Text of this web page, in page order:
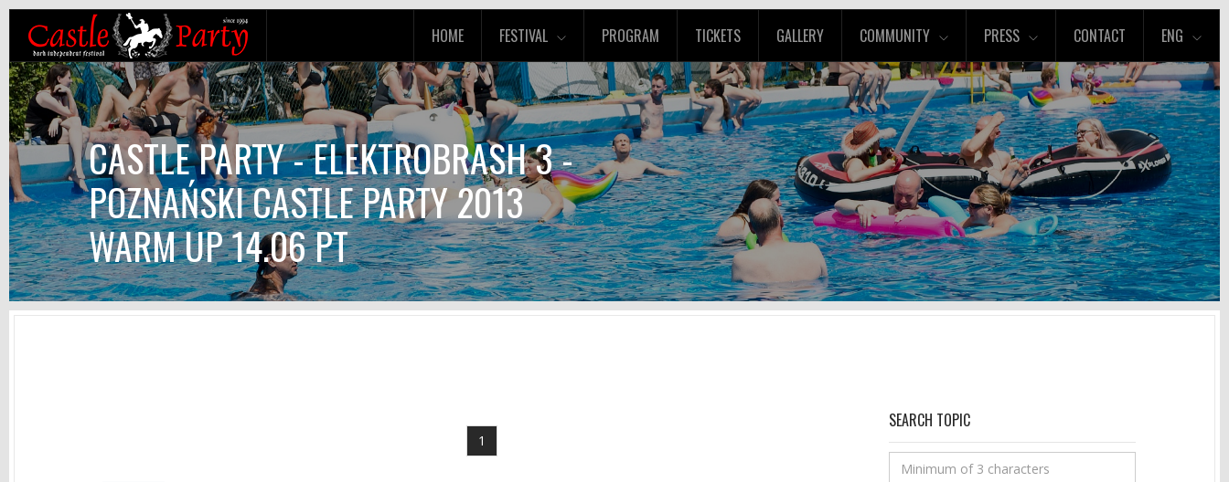
HOME FESTIVAL PROGRAM TICKETS GALLERY COMMUNITY PRESS CONTACT ENG
CASTLE PARTY - ELEKTROBRASH 3 -
POZNAŃSKI CASTLE PARTY 2013
WARM UP 14.06 PT
1
SEARCH TOPIC